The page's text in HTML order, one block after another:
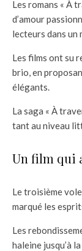
Les romans « À
d’amour
lecteurs dans un
Les films ont su
brio, en
élégants.
La saga « À
tant au niveau
Un film qui
Le troisième
marqué les
Les
haleine jusqu’à